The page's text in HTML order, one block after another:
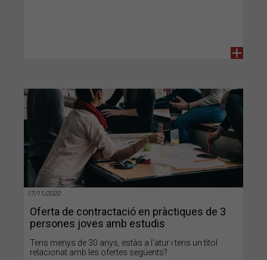
+
17/11/2020
Oferta de contractació en pràctiques de 3
persones joves amb estudis
Tens menys de 30 anys, estàs a l’atur i tens un títol
relacionat amb les ofertes següents?